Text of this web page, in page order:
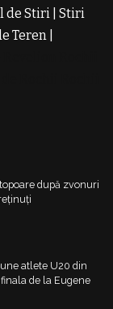
de Stiri Stiri
Teren
după zvonuri
atlete U20 din
de la Eugene